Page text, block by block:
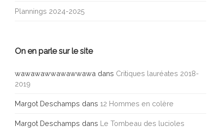
Plannings 2024-2025
On en parle sur le site
wawawawwawawwawa dans Critiques lauréates 2018-
2019
Margot Deschamps dans 12 Hommes en colère
Margot Deschamps dans Le Tombeau des lucioles